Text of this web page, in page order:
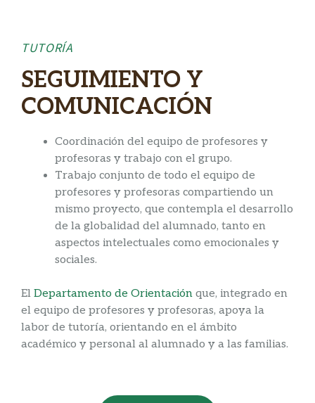
TUTORÍA
SEGUIMIENTO Y
COMUNICACIÓN
Coordinación del equipo de profesores y
profesoras y trabajo con el grupo.
Trabajo conjunto de todo el equipo de
profesores y profesoras compartiendo un
mismo proyecto, que contempla el desarrollo
de la globalidad del alumnado, tanto en
aspectos intelectuales como emocionales y
sociales.
El Departamento de Orientación que, integrado en
el equipo de profesores y profesoras, apoya la
labor de tutoría, orientando en el ámbito
académico y personal al alumnado y a las familias.